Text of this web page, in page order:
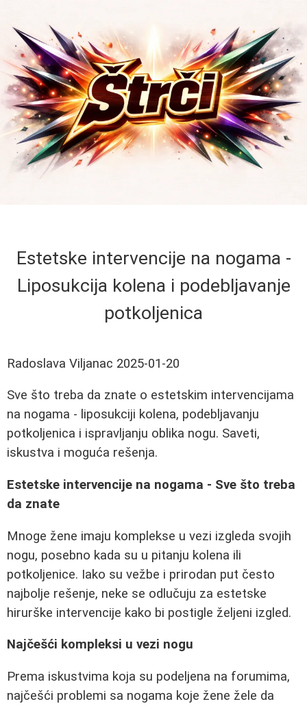
Estetske intervencije na nogama -
Liposukcija kolena i podebljavanje
potkoljenica
Radoslava Viljanac 2025-01-20
Sve što treba da znate o estetskim intervencijama
na nogama - liposukciji kolena, podebljavanju
potkoljenica i ispravljanju oblika nogu. Saveti,
iskustva i moguća rešenja.
Estetske intervencije na nogama - Sve što treba
da znate
Mnoge žene imaju komplekse u vezi izgleda svojih
nogu, posebno kada su u pitanju kolena ili
potkoljenice. Iako su vežbe i prirodan put često
najbolje rešenje, neke se odlučuju za estetske
hirurške intervencije kako bi postigle željeni izgled.
Najčešći kompleksi u vezi nogu
Prema iskustvima koja su podeljena na forumima,
najčešći problemi sa nogama koje žene žele da